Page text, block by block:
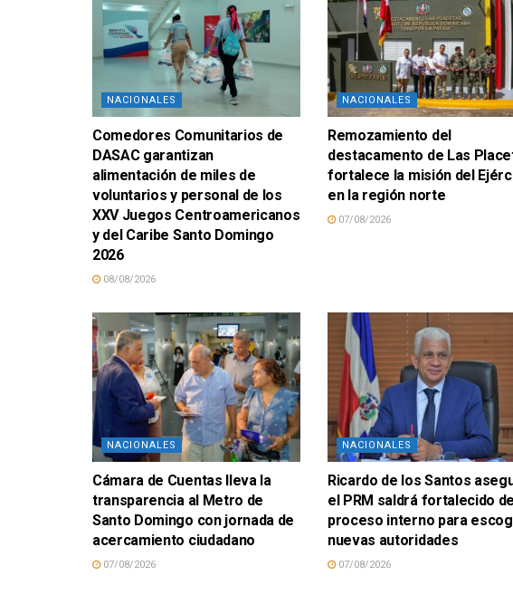
NACIONALES
Comedores Comunitarios de
DASAC garantizan
alimentación de miles de
voluntarios y personal de los
XXV Juegos Centroamericanos
y del Caribe Santo Domingo
2026
08/08/2026
NACIONALES
Remozamiento del
destacamento de Las
fortalece la misión del
en la región norte
07/08/2026
NACIONALES
Cámara de Cuentas lleva la
transparencia al Metro de
Santo Domingo con jornada de
acercamiento ciudadano
07/08/2026
NACIONALES
Ricardo de los Santos
el PRM saldrá fortalecido
proceso interno para
nuevas autoridades
07/08/2026